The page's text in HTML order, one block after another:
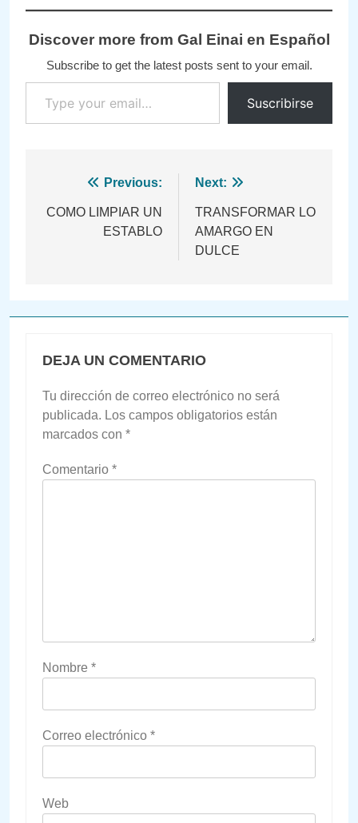
Discover more from Gal Einai en Español
Subscribe to get the latest posts sent to your email.
Type your email…
Suscribirse
Navegación
de
Previous:
COMO LIMPIAR UN
ESTABLO
Next:
TRANSFORMAR LO
AMARGO EN
DULCE
DEJA UN COMENTARIO
Tu dirección de correo electrónico no será
publicada. Los campos obligatorios están
marcados con *
Comentario *
Nombre *
Correo electrónico *
Web